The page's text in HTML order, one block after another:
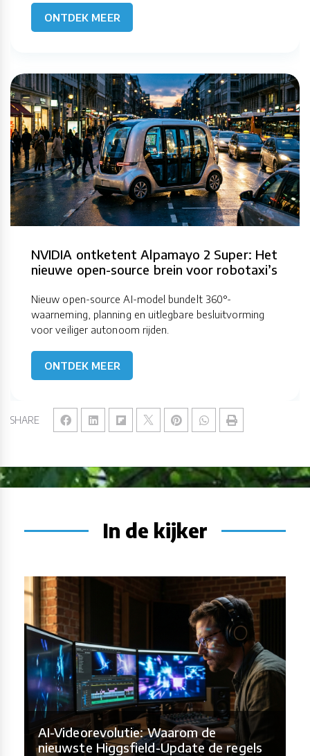
SHARE
ONTDEK MEER
NVIDIA ontketent Alpamayo 2 Super: Het
nieuwe open-source brein voor robotaxi’s
Nieuw open-source AI-model bundelt 360°-
waarneming, planning en uitlegbare besluitvorming
voor veiliger autonoom rijden.
ONTDEK MEER
In de kijker
AI-Videorevolutie: Waarom de
nieuwste Higgsfield-Update de regels